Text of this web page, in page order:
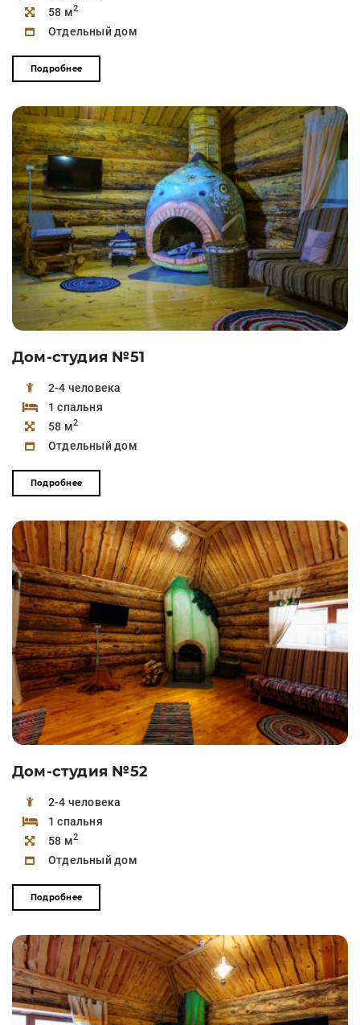
58 м2
Отдельный дом
Подробнее
Дом-студия №51
2-4 человека
1 спальня
58 м2
Отдельный дом
Подробнее
Дом-студия №52
2-4 человека
1 спальня
58 м2
Отдельный дом
Подробнее